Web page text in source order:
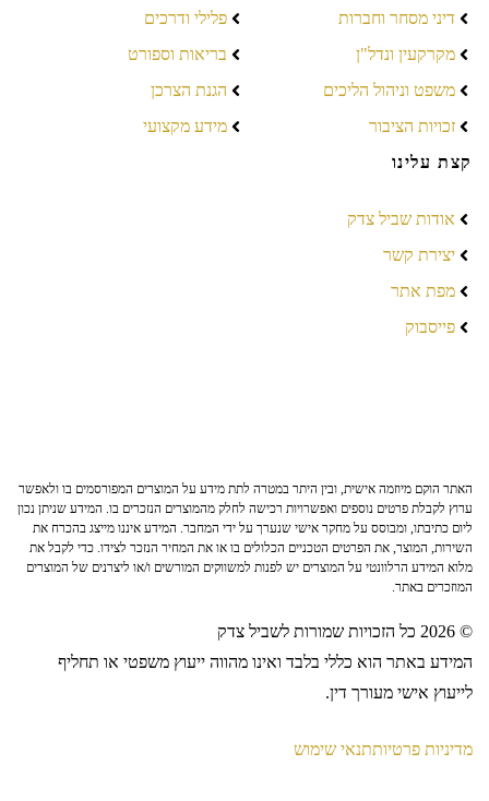
דיני מסחר וחברות
מקרקעין ונדל"ן
משפט וניהול הליכים
זכויות הציבור
פלילי ודרכים
בריאות וספורט
הגנת הצרכן
מידע מקצועי
קצת עלינו
אודות שביל צדק
יצירת קשר
מפת אתר
פייסבוק
האתר הוקם מיוזמה אישית, ובין היתר במטרה לתת מידע על המוצרים המפורסמים בו ולאפשר
ערוץ לקבלת פרטים נוספים ואפשרויות רכישה לחלק מהמוצרים הנזכרים בו. המידע שניתן נכון
ליום כתיבתו, ומבוסס על מחקר אישי שנערך על ידי המחבר. המידע איננו מייצג בהכרח את
השירות, המוצר, את הפרטים הטכניים הכלולים בו או את המחיר הנזכר לצידו. כדי לקבל את
מלוא המידע הרלוונטי על המוצרים יש לפנות למשווקים המורשים ו/או ליצרנים של המוצרים
המוזכרים באתר.
© 2026 כל הזכויות שמורות לשביל צדק
המידע באתר הוא כללי בלבד ואינו מהווה ייעוץ משפטי או תחליף
לייעוץ אישי מעורך דין.
מדיניות פרטיותתנאי שימוש